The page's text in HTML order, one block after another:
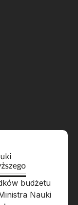
budżetu
Nauki